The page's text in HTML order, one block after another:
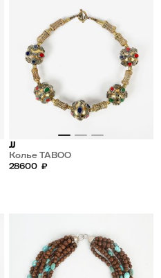
JJ
Колье TABOO
28600 ₽